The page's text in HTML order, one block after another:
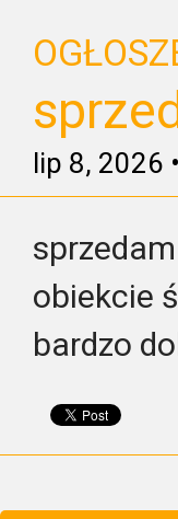
lip 8, 2026 •
obiekcie
bardzo